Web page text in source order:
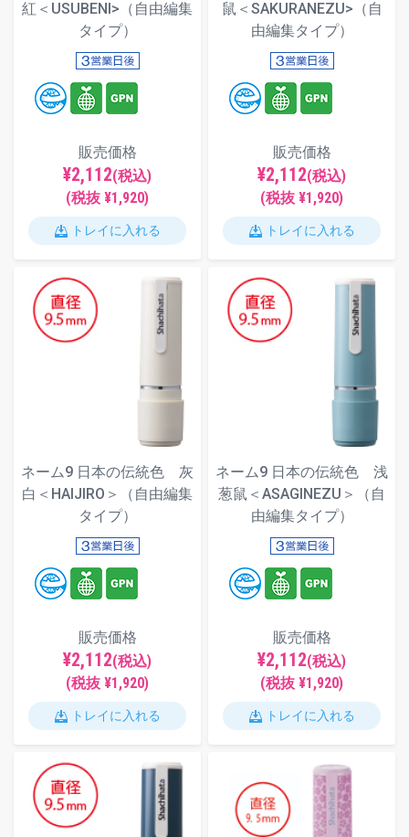
紅＜USUBENI>（自由編集
タイプ）
販売価格
¥2,112(税込)
(税抜 ¥1,920)
トレイに入れる
鼠＜SAKURANEZU>（自
由編集タイプ）
販売価格
¥2,112(税込)
(税抜 ¥1,920)
トレイに入れる
ネーム9 日本の伝統色 灰
白＜HAIJIRO＞（自由編集
タイプ）
販売価格
¥2,112(税込)
(税抜 ¥1,920)
トレイに入れる
ネーム9 日本の伝統色 浅
葱鼠＜ASAGINEZU＞（自
由編集タイプ）
販売価格
¥2,112(税込)
(税抜 ¥1,920)
トレイに入れる